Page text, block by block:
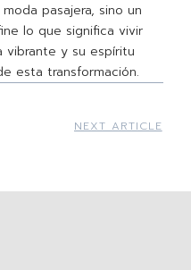
pasajera, sino un
lo que significa vivir
vibrante y su espíritu
esta transformación.
NEXT ARTICLE